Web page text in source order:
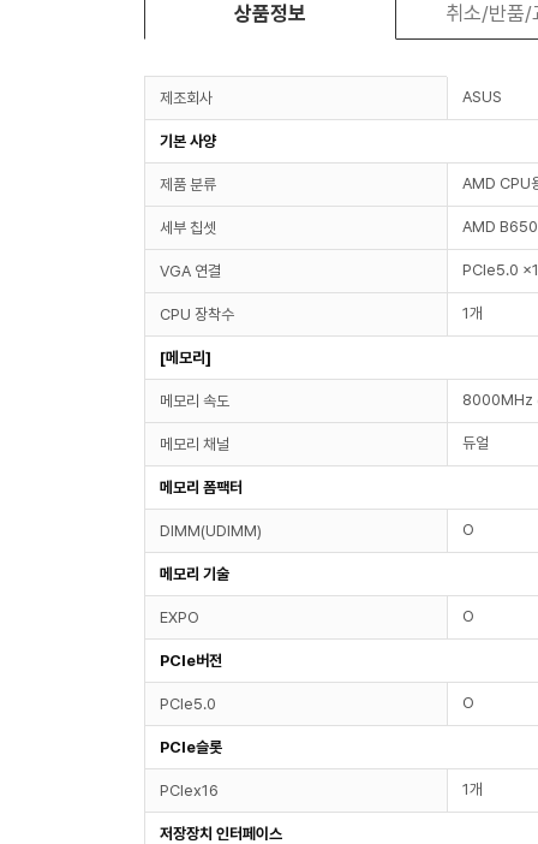
상품정보 취소/반품/
제조회사 ASUS
기본 사양
제품 분류 AMD CPU
세부 칩셋 AMD B650
VGA 연결 PCIe5.0
CPU 장착수 1개
[메모리]
메모리 속도
메모리 채널 듀얼
메모리 폼팩터
DIMM(UDIMM) O
메모리 기술
EXPO O
PCIe버전
PCIe5.0 O
PCIe슬롯
PCIex16 1개
저장장치 인터페이스